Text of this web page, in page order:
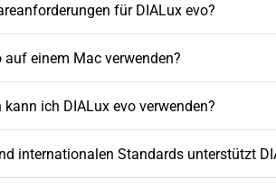
für DIALux evo?
auf einem Mac verwenden?
ich DIALux evo verwenden?
internationalen Standards unterstützt